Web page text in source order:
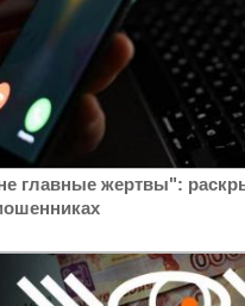
главные жертвы":